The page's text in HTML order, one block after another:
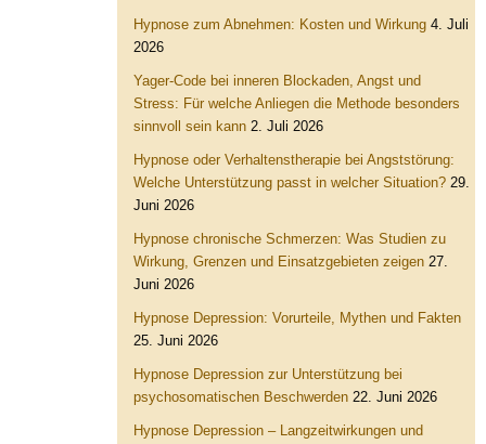
Hypnose zum Abnehmen: Kosten und Wirkung 4. Juli
2026
Yager-Code bei inneren Blockaden, Angst und
Stress: Für welche Anliegen die Methode besonders
sinnvoll sein kann 2. Juli 2026
Hypnose oder Verhaltenstherapie bei Angststörung:
Welche Unterstützung passt in welcher Situation? 29.
Juni 2026
Hypnose chronische Schmerzen: Was Studien zu
Wirkung, Grenzen und Einsatzgebieten zeigen 27.
Juni 2026
Hypnose Depression: Vorurteile, Mythen und Fakten
25. Juni 2026
Hypnose Depression zur Unterstützung bei
psychosomatischen Beschwerden 22. Juni 2026
Hypnose Depression – Langzeitwirkungen und